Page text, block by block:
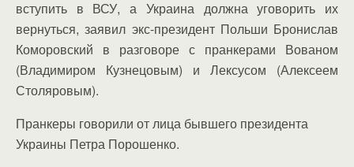
вступить в ВСУ, а Украина должна уговорить их
вернуться, заявил экс-президент Польши Бронислав
Коморовский в разговоре с пранкерами Вованом
(Владимиром Кузнецовым) и Лексусом (Алексеем
Столяровым).
Пранкеры говорили от лица бывшего президента
Украины Петра Порошенко.